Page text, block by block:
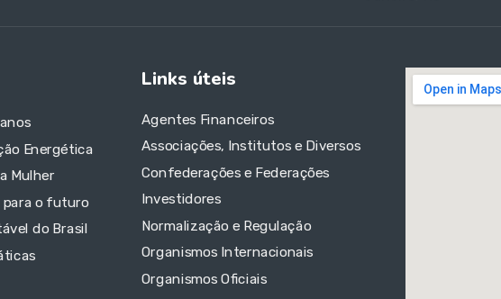
Energética
Mulher
para o futuro
do Brasil
Links úteis
Agentes Financeiros
Associações, Institutos e Diversos
Confederações e Federações
Investidores
Normalização e Regulação
Organismos Internacionais
Organismos Oficiais